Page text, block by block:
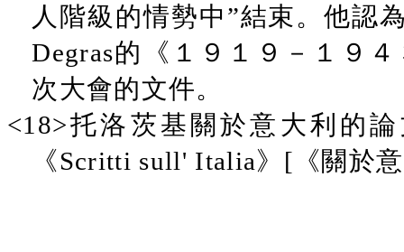
人階級的情勢中”結束。他認
Degras的《１９１９－１９
次大會的文件。
<18>托洛茨基關於意大利的
《Scritti sull' Italia》[《關於